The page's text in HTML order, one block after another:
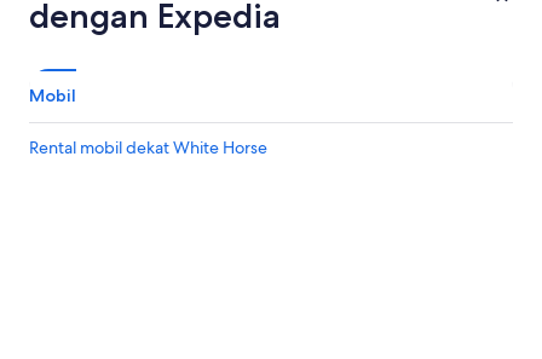
dengan Expedia
Mobil
Rental mobil dekat White Horse